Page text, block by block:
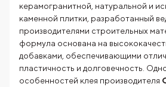
керамогранитной, натуральной и
каменной плитки, разработанный
производителями строительных
формула основана на
добавками, обеспечивающими
пластичность и долговечность.
особенностей клея производителя